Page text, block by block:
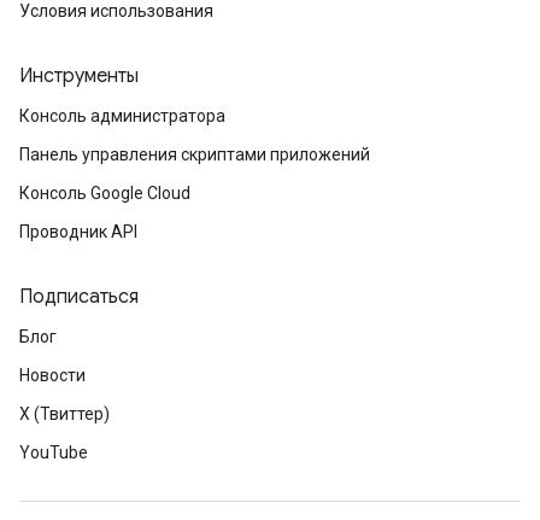
Условия использования
Инструменты
Консоль администратора
Панель управления скриптами приложений
Консоль Google Cloud
Проводник API
Подписаться
Блог
Новости
X (Твиттер)
YouTube